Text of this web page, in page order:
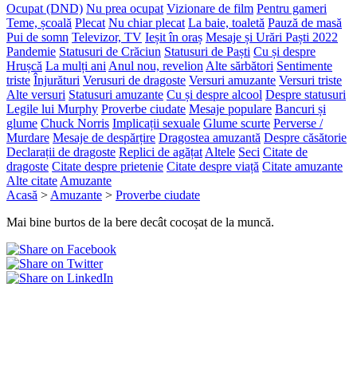
Ocupat (DND) Nu prea ocupat Vizionare de film Pentru gameri
Teme, școală Plecat Nu chiar plecat La baie, toaletă Pauză de masă
Pui de somn Televizor, TV Ieșit în oraș Mesaje și Urări Paști 2022
Pandemie Statusuri de Crăciun Statusuri de Paști Cu și despre
Hrușcă La mulți ani Anul nou, revelion Alte sărbători Sentimente
triste Înjurături Verusuri de dragoste Versuri amuzante Versuri triste
Alte versuri Statusuri amuzante Cu și despre alcool Despre statusuri
Legile lui Murphy Proverbe ciudate Mesaje populare Bancuri și
glume Chuck Norris Implicații sexuale Glume scurte Perverse /
Murdare Mesaje de despărțire Dragostea amuzantă Despre căsătorie
Declarații de dragoste Replici de agățat Altele Seci Citate de
dragoste Citate despre prietenie Citate despre viață Citate amuzante
Alte citate Amuzante
Acasă > Amuzante > Proverbe ciudate
Mai bine burtos de la bere decât cocoșat de la muncă.